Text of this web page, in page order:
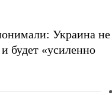
Украина не
будет «усиленно